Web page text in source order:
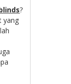
?
yang